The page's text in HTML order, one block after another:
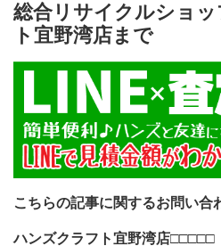
総合リサイクルショ
ト宜野湾店まで
こちらの記事に関するお問い合
ハンズクラフト宜野湾店□□□□□